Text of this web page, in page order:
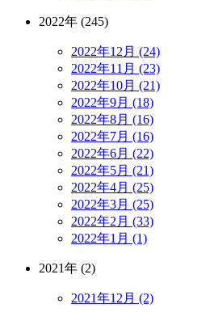
2022年 (245)
2022年12月 (24)
2022年11月 (23)
2022年10月 (21)
2022年9月 (18)
2022年8月 (16)
2022年7月 (16)
2022年6月 (22)
2022年5月 (21)
2022年4月 (25)
2022年3月 (25)
2022年2月 (33)
2022年1月 (1)
2021年 (2)
2021年12月 (2)